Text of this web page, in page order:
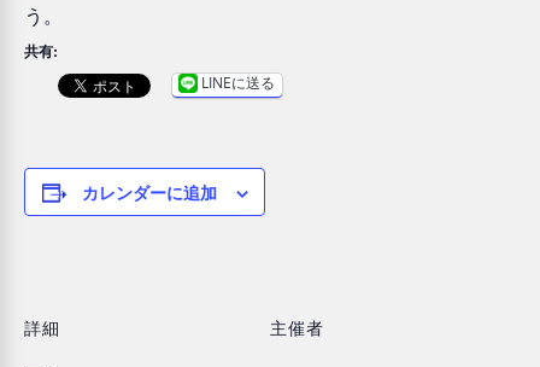
う。
共有:
LINEに送る
カレンダーに追加
詳細 主催者